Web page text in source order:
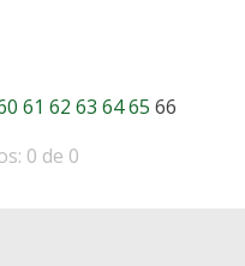
61 62 63 6465 66
0 de 0